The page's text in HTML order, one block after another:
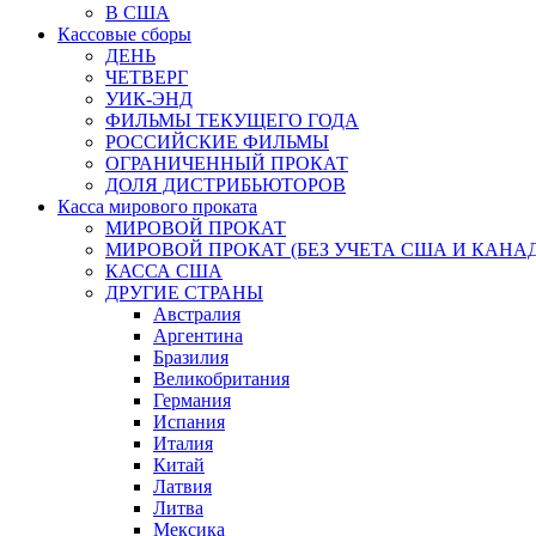
В США
Кассовые сборы
ДЕНЬ
ЧЕТВЕРГ
УИК-ЭНД
ФИЛЬМЫ ТЕКУЩЕГО ГОДА
РОССИЙСКИЕ ФИЛЬМЫ
ОГРАНИЧЕННЫЙ ПРОКАТ
ДОЛЯ ДИСТРИБЬЮТОРОВ
Касса мирового проката
МИРОВОЙ ПРОКАТ
МИРОВОЙ ПРОКАТ (БЕЗ УЧЕТА США И
КАССА США
ДРУГИЕ СТРАНЫ
Австралия
Аргентина
Бразилия
Великобритания
Германия
Испания
Италия
Китай
Латвия
Литва
Мексика